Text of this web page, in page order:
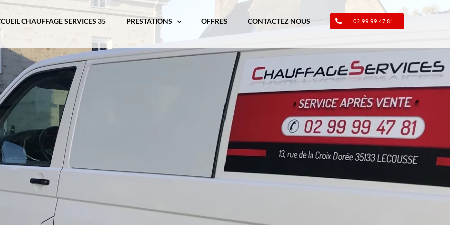
CHAUFFAGE SERVICES 35 PRESTATIONS OFFRES CONTACTEZ NOUS 02 99 99 47 81